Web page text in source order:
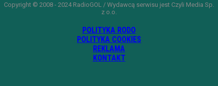
Copyright © 2008 - 2024 RadioGOL / Wydawcą serwisu jest Czyli Media Sp.
z o.o.
POLITYKA RODO
POLITYKA COOKIES
REKLAMA
KONTAKT